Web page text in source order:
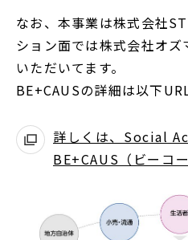
なお、本事業は株式会社
ション面では株式会社オズ
いただいてます。
BE+CAUSの詳細は以下
詳しくは、Social
BE+CAUS（ビーコ